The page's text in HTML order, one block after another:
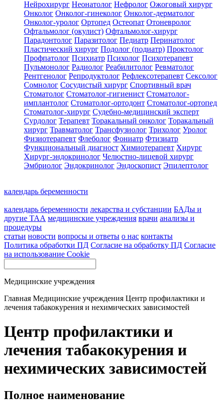
Нейрохирург Неонатолог Нефролог Ожоговый хирург
Онколог Онколог-гинеколог Онколог-дерматолог
Онколог-уролог Ортопед Остеопат Отоневролог
Офтальмолог (окулист) Офтальмолог-хирург
Парадонтолог Паразитолог Педиатр Перинатолог
Пластический хирург Подолог (подиатр) Проктолог
Профпатолог Психиатр Психолог Психотерапевт
Пульмонолог Радиолог Реабилитолог Ревматолог
Рентгенолог Репродуктолог Рефлексотерапевт Сексолог
Сомнолог Сосудистый хирург Спортивный врач
Стоматолог Стоматолог-гигиенист Стоматолог-
имплантолог Стоматолог-ортодонт Стоматолог-ортопед
Стоматолог-хирург Судебно-медицинский эксперт
Сурдолог Терапевт Торакальный онколог Торакальный
хирург Травматолог Трансфузиолог Трихолог Уролог
Физиотерапевт Флеболог Фониатр Фтизиатр
Функциональный диагност Химиотерапевт Хирург
Хирург-эндокринолог Челюстно-лицевой хирург
Эмбриолог Эндокринолог Эндоскопист Эпилептолог
календарь беременности
календарь беременности лекарства и субстанции БАДы и
другие ТАА медицинские учреждения врачи анализы и
процедуры
статьи новости вопросы и ответы о нас контакты
Политика обработки ПД Согласие на обработку ПД Согласие
на использование Cookie
Медицинские учреждения
Главная Медицинские учреждения Центр профилактики и
лечения табакокурения и нехимических зависимостей
Центр профилактики и
лечения табакокурения и
нехимических зависимостей
Полное наименование